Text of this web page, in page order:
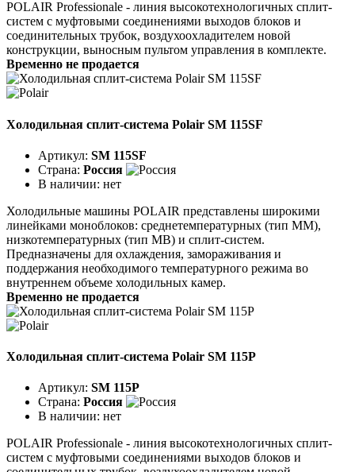
POLAIR Professionale - линия высокотехнологичных сплит-
систем с муфтовыми соединениями выходов блоков и
соединительных трубок, воздухоохладителем новой
конструкции, выносным пультом управления в комплекте.
Временно не продается
Холодильная сплит-система Polair SM 115SF
Артикул: SM 115SF
Страна: Россия
В наличии: нет
Холодильные машины POLAIR представлены широкими
линейками моноблоков: среднетемпературных (тип ММ),
низкотемпературных (тип МВ) и сплит-систем.
Предназначены для охлаждения, замораживания и
поддержания необходимого температурного режима во
внутреннем объеме холодильных камер.
Временно не продается
Холодильная сплит-система Polair SM 115P
Артикул: SM 115P
Страна: Россия
В наличии: нет
POLAIR Professionale - линия высокотехнологичных сплит-
систем с муфтовыми соединениями выходов блоков и